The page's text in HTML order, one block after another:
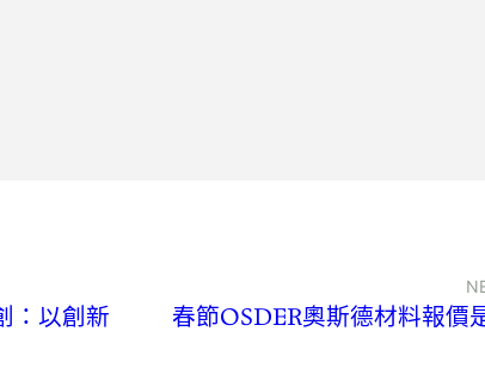
：以創新
春節OSDER奧斯德材料報價